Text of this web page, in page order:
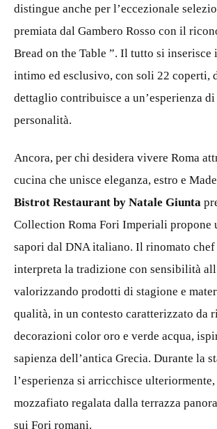
distingue anche per l’eccezionale
premiata dal Gambero Rosso con il
Bread on the Table ”. Il tutto si inserisce
intimo ed esclusivo, con soli 22 coperti,
dettaglio contribuisce a un’esperienza di
personalità.
Ancora, per chi desidera vivere Roma
cucina che unisce eleganza, estro e
Bistrot Restaurant by Natale Giunta
Collection Roma Fori Imperiali propone
sapori dal DNA italiano. Il rinomato
interpreta la tradizione con sensibilità
valorizzando prodotti di stagione e
qualità, in un contesto caratterizzato da
decorazioni color oro e verde acqua,
sapienza dell’antica Grecia. Durante la
l’esperienza si arricchisce
mozzafiato regalata dalla terrazza
sui Fori romani.